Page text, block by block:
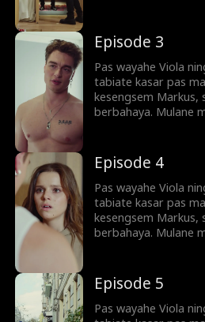
mbebasno. Akhire Markus
kecelakaan tabrak
tibae wis
Opo Viola sanggup
hatine lan ngancurno
mesti mbale' ning
Episode 3
Pas wayahe Viola
tabiate kasar pas
kesengsem Markus,
berbahaya. Mulane
mbebasno. Akhire Markus
kecelakaan tabrak
tibae wis
Opo Viola sanggup
hatine lan ngancurno
mesti mbale' ning
Episode 4
Pas wayahe Viola
tabiate kasar pas
kesengsem Markus,
berbahaya. Mulane
mbebasno. Akhire Markus
kecelakaan tabrak
tibae wis
Episode 5
Pas wayahe Viola